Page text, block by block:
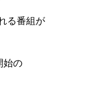
る番組が
始の